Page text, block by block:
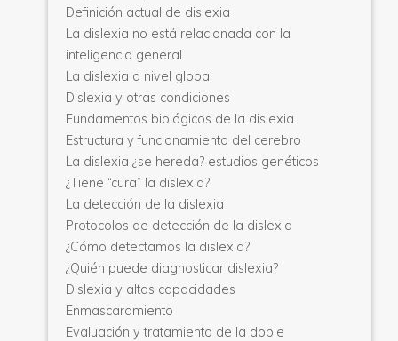
Definición actual de dislexia
La dislexia no está relacionada con la
inteligencia general
La dislexia a nivel global
Dislexia y otras condiciones
Fundamentos biológicos de la dislexia
Estructura y funcionamiento del cerebro
La dislexia ¿se hereda? estudios genéticos
¿Tiene “cura” la dislexia?
La detección de la dislexia
Protocolos de detección de la dislexia
¿Cómo detectamos la dislexia?
¿Quién puede diagnosticar dislexia?
Dislexia y altas capacidades
Enmascaramiento
Evaluación y tratamiento de la doble